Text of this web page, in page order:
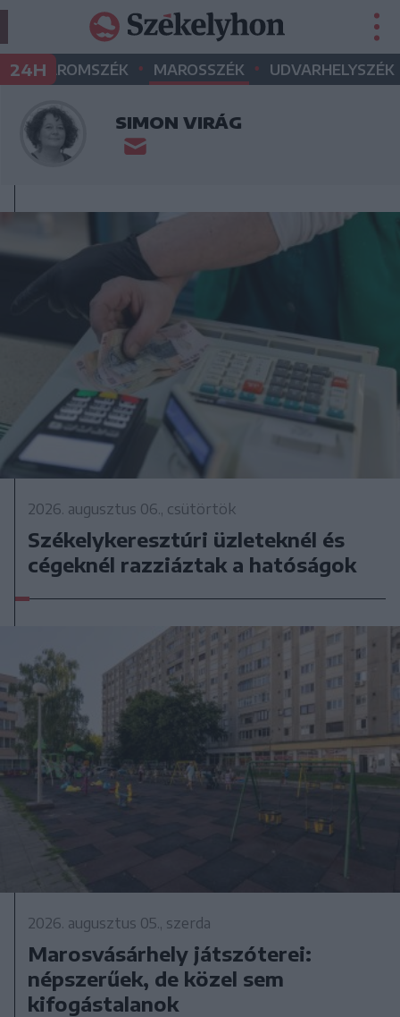
24H
• HÁROMSZÉK • MAROSSZÉK • UDVARHELYSZÉK
SIMON VIRÁG
2026. augusztus 06., csütörtök
Székelykeresztúri üzleteknél és
cégeknél razziáztak a hatóságok
2026. augusztus 05., szerda
Marosvásárhely játszóterei:
népszerűek, de közel sem
kifogástalanok